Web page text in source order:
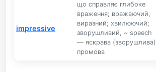
impressive
що справляє глибоке
враження; вражаючий,
виразний; хвилюючий;
зворушливий, ~ speech
— яскрава (зворушлива)
промова